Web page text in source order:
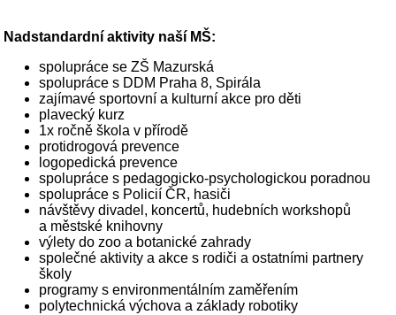
Nadstandardní aktivity naší MŠ:
spolupráce se ZŠ Mazurská
spolupráce s DDM Praha 8, Spirála
zajímavé sportovní a kulturní akce pro děti
plavecký kurz
1x ročně škola v přírodě
protidrogová prevence
logopedická prevence
spolupráce s pedagogicko-psychologickou poradnou
spolupráce s Policií ČR, hasiči
návštěvy divadel, koncertů, hudebních workshopů
a městské knihovny
výlety do zoo a botanické zahrady
společné aktivity a akce s rodiči a ostatními partnery
školy
programy s environmentálním zaměřením
polytechnická výchova a základy robotiky